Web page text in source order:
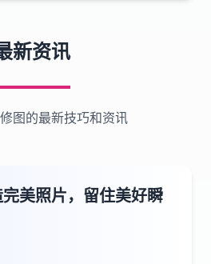
新资讯
图的最新技巧和资讯
美照片，留住美好瞬